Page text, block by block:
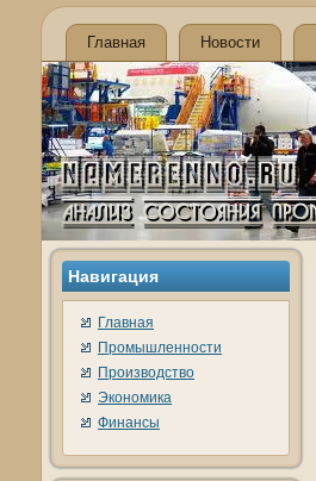
Главная Новости
Навигация
Главная
Промышленности
Производство
Экономика
Финансы